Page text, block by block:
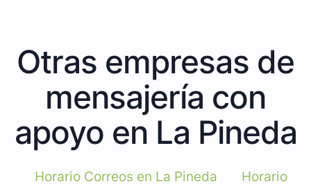
Otras empresas de
mensajería con
apoyo en La Pineda
Horario Correos en La Pineda
Horario